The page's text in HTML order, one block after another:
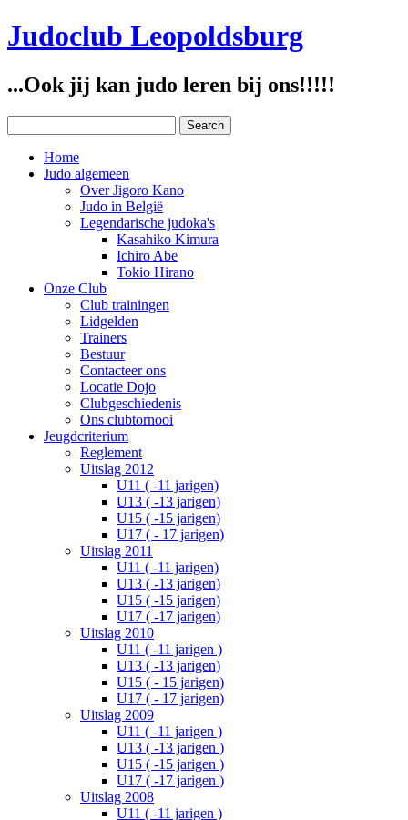
Judoclub Leopoldsburg
...Ook jij kan judo leren bij ons!!!!!
Home
Judo algemeen
Over Jigoro Kano
Judo in België
Legendarische judoka's
Kasahiko Kimura
Ichiro Abe
Tokio Hirano
Onze Club
Club trainingen
Lidgelden
Trainers
Bestuur
Contacteer ons
Locatie Dojo
Clubgeschiedenis
Ons clubtornooi
Jeugdcriterium
Reglement
Uitslag 2012
U11 ( -11 jarigen)
U13 ( -13 jarigen)
U15 ( -15 jarigen)
U17 ( - 17 jarigen)
Uitslag 2011
U11 ( -11 jarigen)
U13 ( -13 jarigen)
U15 ( -15 jarigen)
U17 ( -17 jarigen)
Uitslag 2010
U11 ( -11 jarigen )
U13 ( -13 jarigen)
U15 ( - 15 jarigen)
U17 ( - 17 jarigen)
Uitslag 2009
U11 ( -11 jarigen )
U13 ( -13 jarigen )
U15 ( -15 jarigen )
U17 ( -17 jarigen )
Uitslag 2008
U11 ( -11 jarigen )